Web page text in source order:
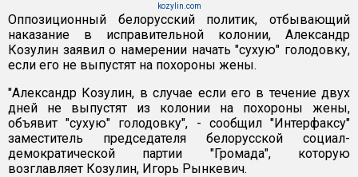
kozylin.com
Оппозиционный белорусский политик, отбывающий
наказание в исправительной колонии, Александр
Козулин заявил о намерении начать "сухую" голодовку,
если его не выпустят на похороны жены.
"Александр Козулин, в случае если его в течение двух
дней не выпустят из колонии на похороны жены,
объявит "сухую" голодовку", - сообщил "Интерфаксу"
заместитель председателя белорусской социал-
демократической партии "Громада", которую
возглавляет Козулин, Игорь Рынкевич.